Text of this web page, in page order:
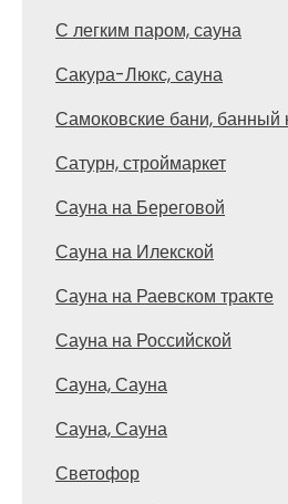
С легким паром, сауна
Сакура-Люкс, сауна
Самоковские бани, банный
Сатурн, строймаркет
Сауна на Береговой
Сауна на Илекской
Сауна на Раевском тракте
Сауна на Российской
Сауна, Сауна
Сауна, Сауна
Светофор